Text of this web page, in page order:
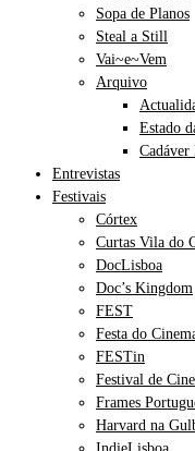
Sopa de Planos
Steal a Still
Vai~e~Vem
Arquivo
Estado
Cadáver
Entrevistas
Festivais
Córtex
Curtas Vila do
DocLisboa
Doc’s Kingdom
FEST
Festa do
FESTin
Festival de
Frames
Harvard na